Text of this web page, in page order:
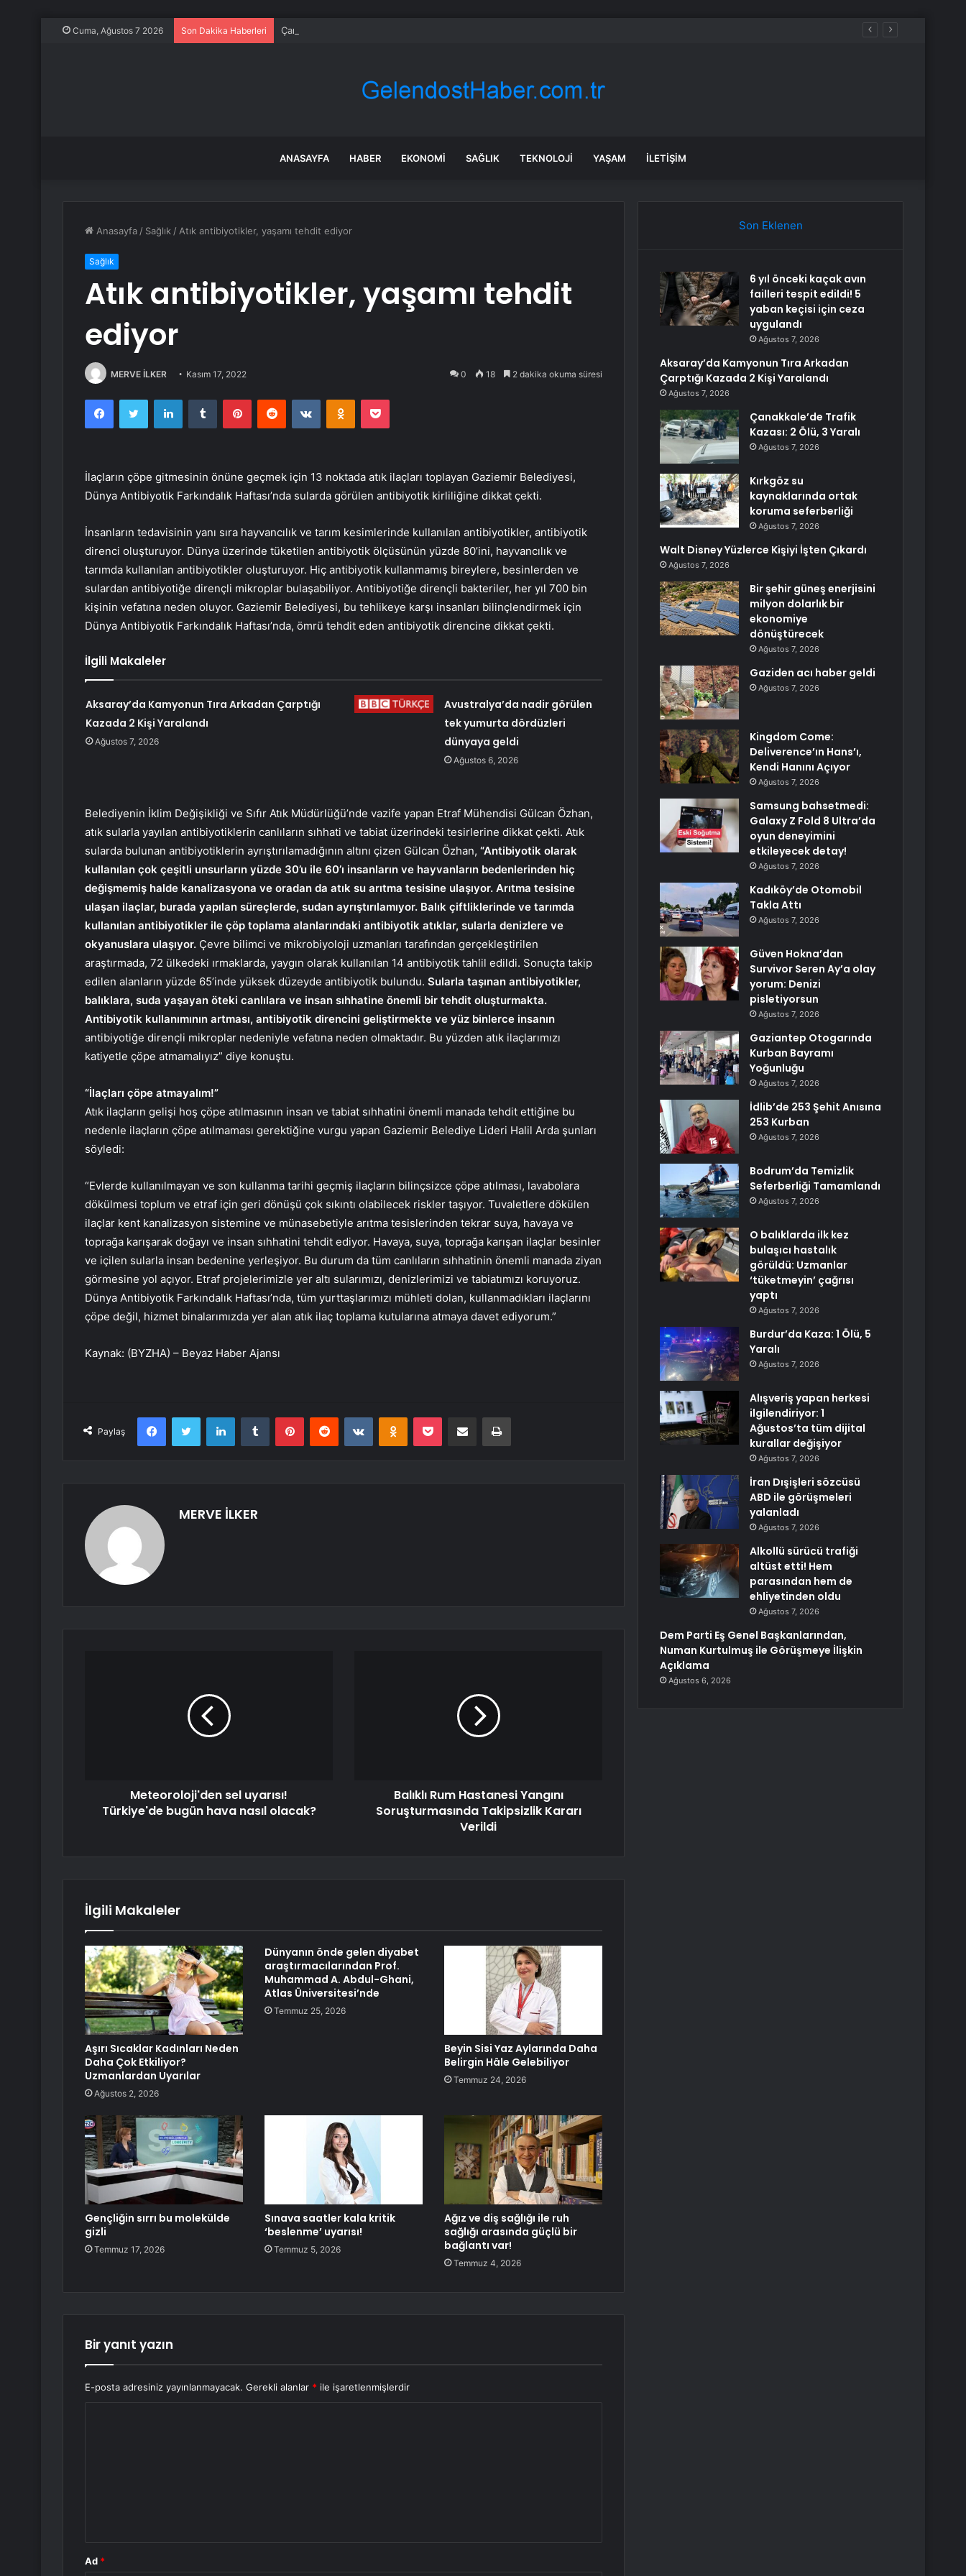
Cuma, Ağustos 7 2026 Son Dakika Haberleri Çanakkale’de Trafik Kazası: 2 Ölü, 3 Yaralı
ANASAYFA HABER EKONOMI SAĞLIK TEKNOLOJI YAŞAM İLETIŞIM
Anasayfa / Sağlık / Atık antibiyotikler, yaşamı tehdit ediyor
Sağlık
Atık antibiyotikler, yaşamı tehdit
ediyor
MERVE İLKER Kasım 17, 2022 0 18 2 dakika okuma süresi
FacebookTwitter LinkedInTumblr PinterestReddit VKontakteOdnoklassniki
Pocket
İlaçların çöpe gitmesinin önüne geçmek için 13 noktada atık ilaçları toplayan Gaziemir Belediyesi,
Dünya Antibiyotik Farkındalık Haftası’nda sularda görülen antibiyotik kirliliğine dikkat çekti.
İnsanların tedavisinin yanı sıra hayvancılık ve tarım kesimlerinde kullanılan antibiyotikler, antibiyotik
direnci oluşturuyor. Dünya üzerinde tüketilen antibiyotik ölçüsünün yüzde 80’ini, hayvancılık ve
tarımda kullanılan antibiyotikler oluşturuyor. Hiç antibiyotik kullanmamış bireylere, besinlerden ve
sulardan antibiyotiğe dirençli mikroplar bulaşabiliyor. Antibiyotiğe dirençli bakteriler, her yıl 700 bin
kişinin vefatına neden oluyor. Gaziemir Belediyesi, bu tehlikeye karşı insanları bilinçlendirmek için
Dünya Antibiyotik Farkındalık Haftası’nda, ömrü tehdit eden antibiyotik direncine dikkat çekti.
İlgili Makaleler
Aksaray’da Kamyonun Tıra Arkadan Çarptığı
Kazada 2 Kişi Yaralandı
Ağustos 7, 2026
Avustralya’da nadir görülen
tek yumurta dördüzleri
dünyaya geldi
Ağustos 6, 2026
Belediyenin İklim Değişikliği ve Sıfır Atık Müdürlüğü’nde vazife yapan Etraf Mühendisi Gülcan Özhan,
atık sularla yayılan antibiyotiklerin canlıların sıhhati ve tabiat üzerindeki tesirlerine dikkat çekti. Atık
sularda bulunan antibiyotiklerin ayrıştırılamadığının altını çizen Gülcan Özhan, “Antibiyotik olarak
kullanılan çok çeşitli unsurların yüzde 30’u ile 60’ı insanların ve hayvanların bedenlerinden hiç
değişmemiş halde kanalizasyona ve oradan da atık su arıtma tesisine ulaşıyor. Arıtma tesisine
ulaşan ilaçlar, burada yapılan süreçlerde, sudan ayrıştırılamıyor. Balık çiftliklerinde ve tarımda
kullanılan antibiyotikler ile çöp toplama alanlarındaki antibiyotik atıklar, sularla denizlere ve
okyanuslara ulaşıyor. Çevre bilimci ve mikrobiyoloji uzmanları tarafından gerçekleştirilen
araştırmada, 72 ülkedeki ırmaklarda, yaygın olarak kullanılan 14 antibiyotik tahlil edildi. Sonuçta takip
edilen alanların yüzde 65’inde yüksek düzeyde antibiyotik bulundu. Sularla taşınan antibiyotikler,
balıklara, suda yaşayan öteki canlılara ve insan sıhhatine önemli bir tehdit oluşturmakta.
Antibiyotik kullanımının artması, antibiyotik direncini geliştirmekte ve yüz binlerce insanın
antibiyotiğe dirençli mikroplar nedeniyle vefatına neden olmaktadır. Bu yüzden atık ilaçlarımızı
katiyetle çöpe atmamalıyız” diye konuştu.
“İlaçları çöpe atmayalım!”
Atık ilaçların gelişi hoş çöpe atılmasının insan ve tabiat sıhhatini önemli manada tehdit ettiğine bu
nedenle ilaçların çöpe atılmaması gerektiğine vurgu yapan Gaziemir Belediye Lideri Halil Arda şunları
söyledi:
“Evlerde kullanılmayan ve son kullanma tarihi geçmiş ilaçların bilinçsizce çöpe atılması, lavabolara
dökülmesi toplum ve etraf için geri dönüşü çok sıkıntı olabilecek riskler taşıyor. Tuvaletlere dökülen
ilaçlar kent kanalizasyon sistemine ve münasebetiyle arıtma tesislerinden tekrar suya, havaya ve
toprağa karışarak doğayı ve insan sıhhatini tehdit ediyor. Havaya, suya, toprağa karışan ilaçlar besinler
ve içilen sularla insan bedenine yerleşiyor. Bu durum da tüm canlıların sıhhatinin önemli manada ziyan
görmesine yol açıyor. Etraf projelerimizle yer altı sularımızı, denizlerimizi ve tabiatımızı koruyoruz.
Dünya Antibiyotik Farkındalık Haftası’nda, tüm yurttaşlarımızı mühleti dolan, kullanmadıkları ilaçlarını
çöpe değil, hizmet binalarımızda yer alan atık ilaç toplama kutularına atmaya davet ediyorum.”
Kaynak: (BYZHA) – Beyaz Haber Ajansı
Paylaş
FacebookTwitter LinkedInTumblr PinterestReddit VKontakteOdnoklassniki
Pocket E-Posta ile paylaş Yazdır
MERVE İLKER
Meteoroloji'den sel uyarısı!
Türkiye'de bugün hava nasıl olacak?
Balıklı Rum Hastanesi Yangını
Soruşturmasında Takipsizlik Kararı
Verildi
İlgili Makaleler
Aşırı Sıcaklar Kadınları Neden
Daha Çok Etkiliyor?
Uzmanlardan Uyarılar
Ağustos 2, 2026
Dünyanın önde gelen diyabet
araştırmacılarından Prof.
Muhammad A. Abdul-Ghani,
Atlas Üniversitesi’nde
Temmuz 25, 2026
Beyin Sisi Yaz Aylarında Daha
Belirgin Hâle Gelebiliyor
Temmuz 24, 2026
Gençliğin sırrı bu molekülde
gizli
Temmuz 17, 2026
Sınava saatler kala kritik
‘beslenme’ uyarısı!
Temmuz 5, 2026
Ağız ve diş sağlığı ile ruh
sağlığı arasında güçlü bir
bağlantı var!
Temmuz 4, 2026
Bir yanıt yazın
E-posta adresiniz yayınlanmayacak. Gerekli alanlar * ile işaretlenmişlerdir
Ad *
Son Eklenen
6 yıl önceki kaçak avın
failleri tespit edildi! 5
yaban keçisi için ceza
uygulandı
Ağustos 7, 2026
Aksaray’da Kamyonun Tıra Arkadan
Çarptığı Kazada 2 Kişi Yaralandı
Ağustos 7, 2026
Çanakkale’de Trafik
Kazası: 2 Ölü, 3 Yaralı
Ağustos 7, 2026
Kırkgöz su
kaynaklarında ortak
koruma seferberliği
Ağustos 7, 2026
Walt Disney Yüzlerce Kişiyi İşten Çıkardı
Ağustos 7, 2026
Bir şehir güneş enerjisini
milyon dolarlık bir
ekonomiye
dönüştürecek
Ağustos 7, 2026
Gaziden acı haber geldi
Ağustos 7, 2026
Kingdom Come:
Deliverence’ın Hans’ı,
Kendi Hanını Açıyor
Ağustos 7, 2026
Samsung bahsetmedi:
Galaxy Z Fold 8 Ultra’da
oyun deneyimini
etkileyecek detay!
Ağustos 7, 2026
Kadıköy’de Otomobil
Takla Attı
Ağustos 7, 2026
Güven Hokna’dan
Survivor Seren Ay’a olay
yorum: Denizi
pisletiyorsun
Ağustos 7, 2026
Gaziantep Otogarında
Kurban Bayramı
Yoğunluğu
Ağustos 7, 2026
İdlib’de 253 Şehit Anısına
253 Kurban
Ağustos 7, 2026
Bodrum’da Temizlik
Seferberliği Tamamlandı
Ağustos 7, 2026
O balıklarda ilk kez
bulaşıcı hastalık
görüldü: Uzmanlar
‘tüketmeyin’ çağrısı
yaptı
Ağustos 7, 2026
Burdur’da Kaza: 1 Ölü, 5
Yaralı
Ağustos 7, 2026
Alışveriş yapan herkesi
ilgilendiriyor: 1
Ağustos’ta tüm dijital
kurallar değişiyor
Ağustos 7, 2026
İran Dışişleri sözcüsü
ABD ile görüşmeleri
yalanladı
Ağustos 7, 2026
Alkollü sürücü trafiği
altüst etti! Hem
parasından hem de
ehliyetinden oldu
Ağustos 7, 2026
Dem Parti Eş Genel Başkanlarından,
Numan Kurtulmuş ile Görüşmeye İlişkin
Açıklama
Ağustos 6, 2026